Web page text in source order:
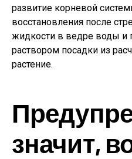
развитие корневой
восстановления после
жидкости в ведре воды и
раствором посадки из
растение.
значит,